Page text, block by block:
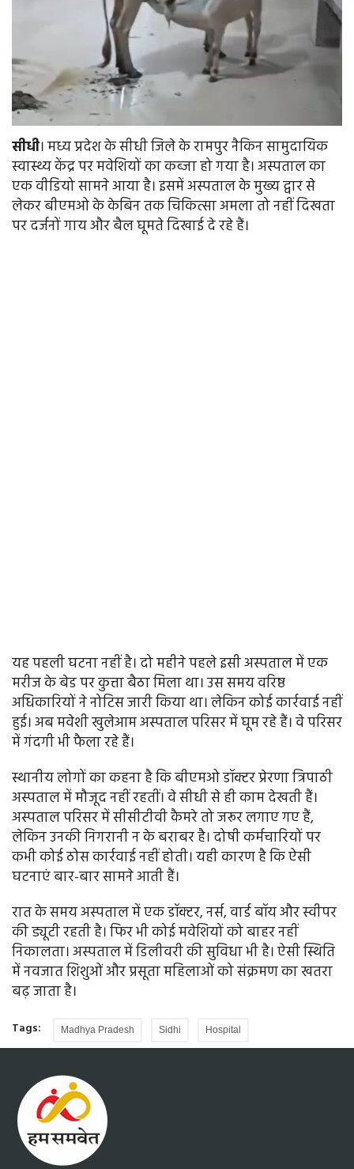
सीधी। मध्य प्रदेश के सीधी जिले के रामपुर नैकिन सामुदायिक
स्वास्थ्य केंद्र पर मवेशियों का कब्जा हो गया है। अस्पताल का
एक वीडियो सामने आया है। इसमें अस्पताल के मुख्य द्वार से
लेकर बीएमओ के केबिन तक चिकित्सा अमला तो नहीं दिखता
पर दर्जनों गाय और बैल घूमते दिखाई दे रहे हैं।
यह पहली घटना नहीं है। दो महीने पहले इसी अस्पताल में एक
मरीज के बेड पर कुत्ता बैठा मिला था। उस समय वरिष्ठ
अधिकारियों ने नोटिस जारी किया था। लेकिन कोई कार्रवाई नहीं
हुई। अब मवेशी खुलेआम अस्पताल परिसर में घूम रहे हैं। वे परिसर
में गंदगी भी फैला रहे हैं।
स्थानीय लोगों का कहना है कि बीएमओ डॉक्टर प्रेरणा त्रिपाठी
अस्पताल में मौजूद नहीं रहतीं। वे सीधी से ही काम देखती हैं।
अस्पताल परिसर में सीसीटीवी कैमरे तो जरूर लगाए गए हैं,
लेकिन उनकी निगरानी न के बराबर है। दोषी कर्मचारियों पर
कभी कोई ठोस कार्रवाई नहीं होती। यही कारण है कि ऐसी
घटनाएं बार-बार सामने आती हैं।
रात के समय अस्पताल में एक डॉक्टर, नर्स, वार्ड बॉय और स्वीपर
की ड्यूटी रहती है। फिर भी कोई मवेशियों को बाहर नहीं
निकालता। अस्पताल में डिलीवरी की सुविधा भी है। ऐसी स्थिति
में नवजात शिशुओं और प्रसूता महिलाओं को संक्रमण का खतरा
बढ़ जाता है।
Tags: Madhya Pradesh Sidhi Hospital